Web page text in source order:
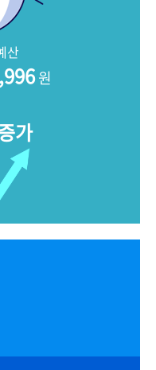
산
원
가